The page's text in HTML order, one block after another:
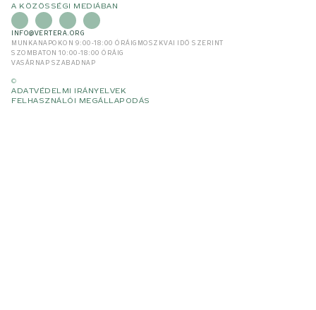
A KÖZÖSSÉGI MEDIÁBAN
INFO@VERTERA.ORG
MUNKANAPOKON 9:00-18:00 ÓRÁIG MOSZKVAI IDŐ SZERINT
SZOMBATON 10:00-18:00 ÓRÁIG
VASÁRNAP SZABADNAP
©
ADATVÉDELMI IRÁNYELVEK
FELHASZNÁLÓI MEGÁLLAPODÁS